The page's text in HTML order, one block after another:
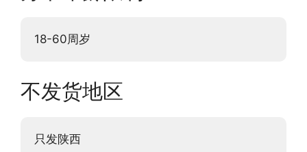
18-60周岁
不发货地区
只发陕西